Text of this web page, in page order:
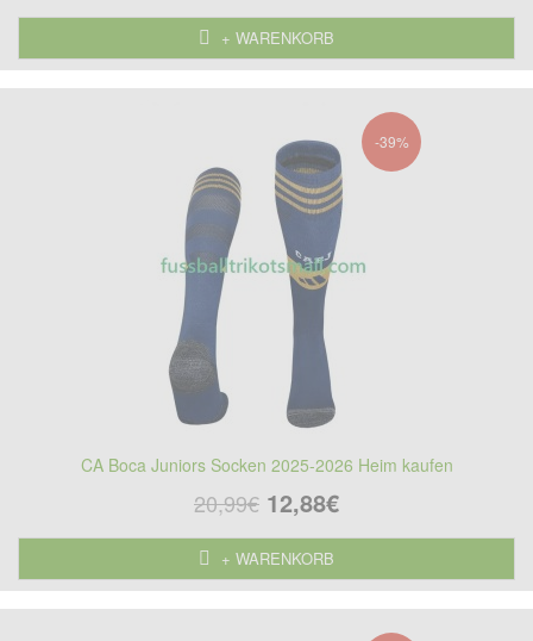
+ WARENKORB
-39%
CA Boca Juniors Socken 2025-2026 Heim kaufen
20,99€ 12,88€
+ WARENKORB